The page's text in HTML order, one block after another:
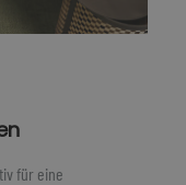
für eine